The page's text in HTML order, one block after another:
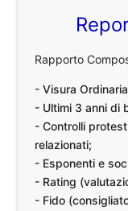
Rapporto
- Visura
- Ultimi 3 anni di
- Controlli
relazionati;
- Esponenti e
- Rating
- Fido